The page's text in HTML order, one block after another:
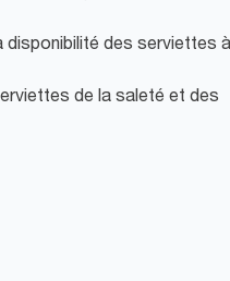
disponibilité des serviettes à
de la saleté et des